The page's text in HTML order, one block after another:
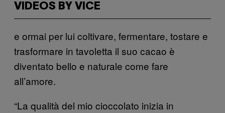
VIDEOS BY VICE
e ormai per lui coltivare, fermentare, tostare e
trasformare in tavoletta il suo cacao è
diventato bello e naturale come fare
all’amore.
“La qualità del mio cioccolato inizia in